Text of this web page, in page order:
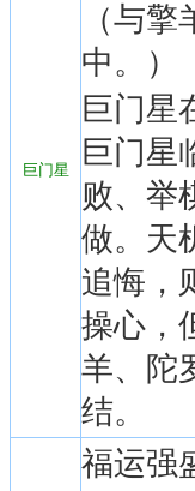
巨门星
（与
中。）
巨门星
巨门星
败、举
做。天
追悔，
操心，
羊、陀
结。
福运强